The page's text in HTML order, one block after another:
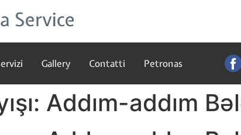
Gallery Contatti Petronas
Addım-addım